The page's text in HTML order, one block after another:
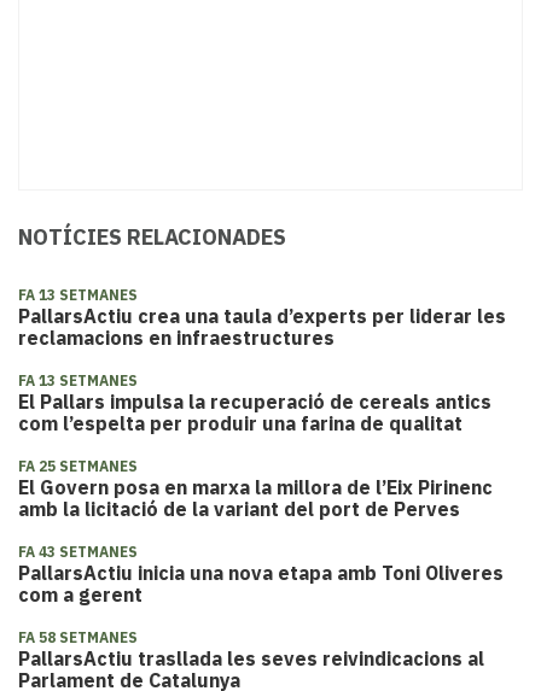
NOTÍCIES RELACIONADES
FA 13 SETMANES
PallarsActiu crea una taula d’experts per liderar les
reclamacions en infraestructures
FA 13 SETMANES
El Pallars impulsa la recuperació de cereals antics
com l’espelta per produir una farina de qualitat
FA 25 SETMANES
El Govern posa en marxa la millora de l’Eix Pirinenc
amb la licitació de la variant del port de Perves
FA 43 SETMANES
PallarsActiu inicia una nova etapa amb Toni Oliveres
com a gerent
FA 58 SETMANES
PallarsActiu trasllada les seves reivindicacions al
Parlament de Catalunya